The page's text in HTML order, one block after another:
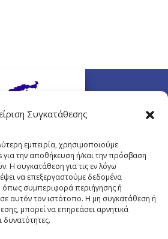
Συγκατάθεσης
εμπειρία, χρησιμοποιούμε
για την αποθήκευση ή/και την πρόσβαση
Η συγκατάθεση για τις εν λόγω
να επεξεργαστούμε δεδομένα
συμπεριφορά περιήγησης ή
αυτόν τον ιστότοπο. Η μη συγκατάθεση ή
μπορεί να επηρεάσει αρνητικά
δυνατότητες.
3, 10675 Αθήνα
pisinfo@pis.gr